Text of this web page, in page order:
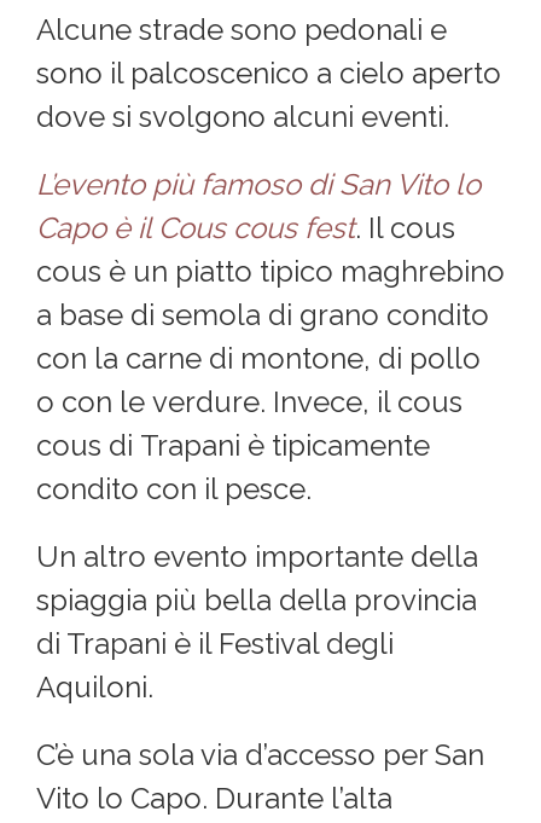
Alcune strade sono pedonali e
sono il palcoscenico a cielo aperto
dove si svolgono alcuni eventi.
L’evento più famoso di San Vito lo
Capo è il Cous cous fest. Il cous
cous è un piatto tipico maghrebino
a base di semola di grano condito
con la carne di montone, di pollo
o con le verdure. Invece, il cous
cous di Trapani è tipicamente
condito con il pesce.
Un altro evento importante della
spiaggia più bella della provincia
di Trapani è il Festival degli
Aquiloni.
C’è una sola via d’accesso per San
Vito lo Capo. Durante l’alta